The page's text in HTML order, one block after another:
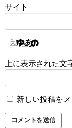
サイト
上に表示された文
新しい投稿を